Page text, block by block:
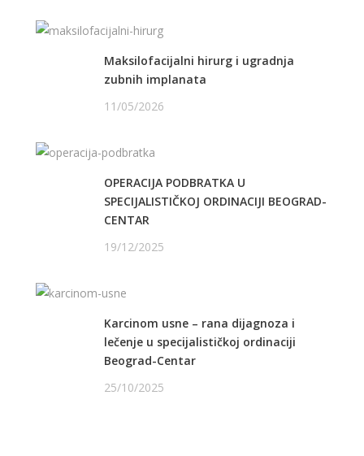
Maksilofacijalni hirurg i ugradnja
zubnih implanata
11/05/2026
OPERACIJA PODBRATKA U
SPECIJALISTIČKOJ ORDINACIJI BEOGRAD-
CENTAR
19/12/2025
Karcinom usne – rana dijagnoza i
lečenje u specijalističkoj ordinaciji
Beograd-Centar
25/10/2025